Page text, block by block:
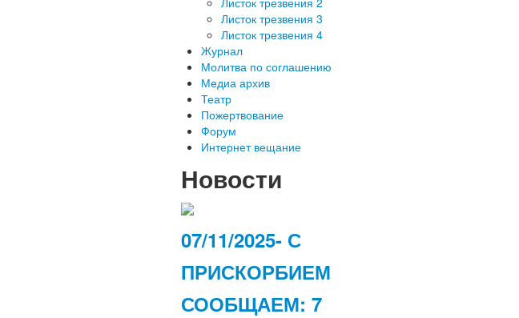
Листок трезвения 3
Листок трезвения 4
Журнал
Молитва по соглашению
Медиа архив
Театр
Пожертвование
Форум
Интернет вещание
Новости
07/11/2025- С
ПРИСКОРБИЕМ
СООБЩАЕМ: 7